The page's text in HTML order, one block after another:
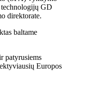
GD
direktorate.
patyrusiems
Europos